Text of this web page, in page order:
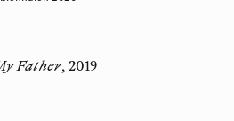
Father, 2019